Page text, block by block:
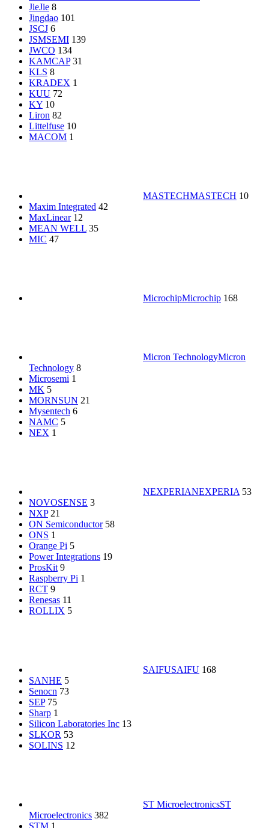
JieJie 8
Jingdao 101
JSCJ 6
JSMSEMI 139
JWCO 134
KAMCAP 31
KLS 8
KRADEX 1
KUU 72
KY 10
Liron 82
Littelfuse 10
MACOM 1
MASTECHMASTECH 10
Maxim Integrated 42
MaxLinear 12
MEAN WELL 35
MIC 47
MicrochipMicrochip 168
Micron TechnologyMicron
Technology 8
Microsemi 1
MK 5
MORNSUN 21
Mysentech 6
NAMC 5
NEX 1
NEXPERIANEXPERIA 53
NOVOSENSE 3
NXP 21
ON Semiconductor 58
ONS 1
Orange Pi 5
Power Integrations 19
ProsKit 9
Raspberry Pi 1
RCT 9
Renesas 11
ROLLIX 5
SAIFUSAIFU 168
SANHE 5
Senocn 73
SEP 75
Sharp 1
Silicon Laboratories Inc 13
SLKOR 53
SOLINS 12
ST MicroelectronicsST
Microelectronics 382
STM 1